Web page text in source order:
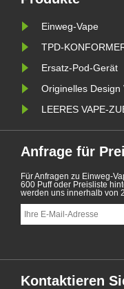
Einweg-Vape
TPD-
Ersatz-Pod-Gerät
Originelles Design
LEERES VAPE-
Anfrage für
Für Anfragen zu Einweg-
600 Puff oder Preisliste
werden uns innerhalb von
Kontaktieren